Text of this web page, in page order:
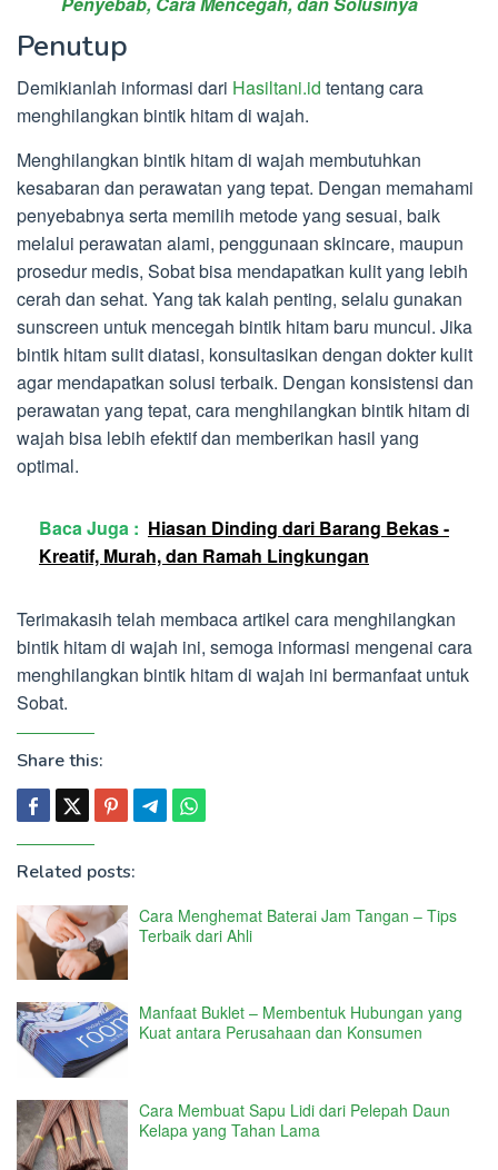
Penutup
Demikianlah informasi dari Hasiltani.id tentang cara
menghilangkan bintik hitam di wajah.
Menghilangkan bintik hitam di wajah membutuhkan
kesabaran dan perawatan yang tepat. Dengan memahami
penyebabnya serta memilih metode yang sesuai, baik
melalui perawatan alami, penggunaan skincare, maupun
prosedur medis, Sobat bisa mendapatkan kulit yang lebih
cerah dan sehat. Yang tak kalah penting, selalu gunakan
sunscreen untuk mencegah bintik hitam baru muncul. Jika
bintik hitam sulit diatasi, konsultasikan dengan dokter kulit
agar mendapatkan solusi terbaik. Dengan konsistensi dan
perawatan yang tepat, cara menghilangkan bintik hitam di
wajah bisa lebih efektif dan memberikan hasil yang
optimal.
Baca Juga : Hiasan Dinding dari Barang Bekas -
Kreatif, Murah, dan Ramah Lingkungan
Terimakasih telah membaca artikel cara menghilangkan
bintik hitam di wajah ini, semoga informasi mengenai cara
menghilangkan bintik hitam di wajah ini bermanfaat untuk
Sobat.
Share this:
Related posts:
Cara Menghemat Baterai Jam Tangan – Tips
Terbaik dari Ahli
Manfaat Buklet – Membentuk Hubungan yang
Kuat antara Perusahaan dan Konsumen
Cara Membuat Sapu Lidi dari Pelepah Daun
Kelapa yang Tahan Lama